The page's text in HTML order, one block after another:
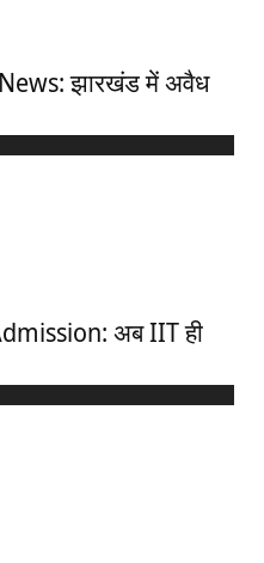
झारखंड में अवैध
अब IIT ही